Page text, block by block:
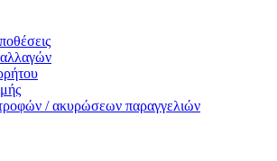
/ ακυρώσεων παραγγελιών